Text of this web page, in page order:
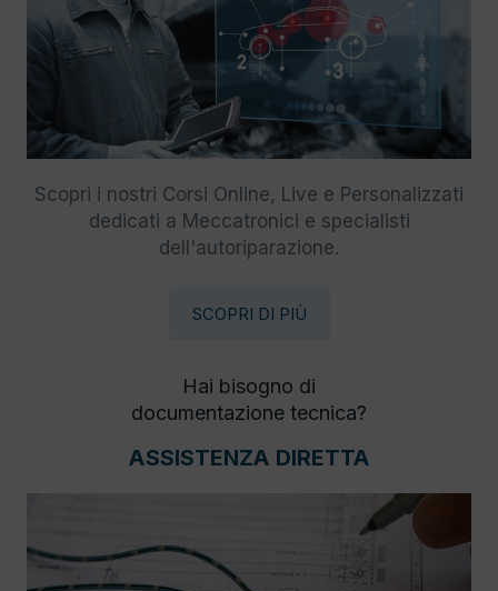
Scopri i nostri Corsi Online, Live e Personalizzati
dedicati a Meccatronici e specialisti
dell'autoriparazione.
SCOPRI DI PIÙ
Hai bisogno di
documentazione tecnica?
ASSISTENZA DIRETTA